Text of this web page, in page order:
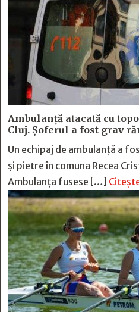
Ambulanță atacată cu
Cluj. Șoferul a fost grav
Un echipaj de ambulanță a
și pietre în comuna Recea
Ambulanța fusese […]